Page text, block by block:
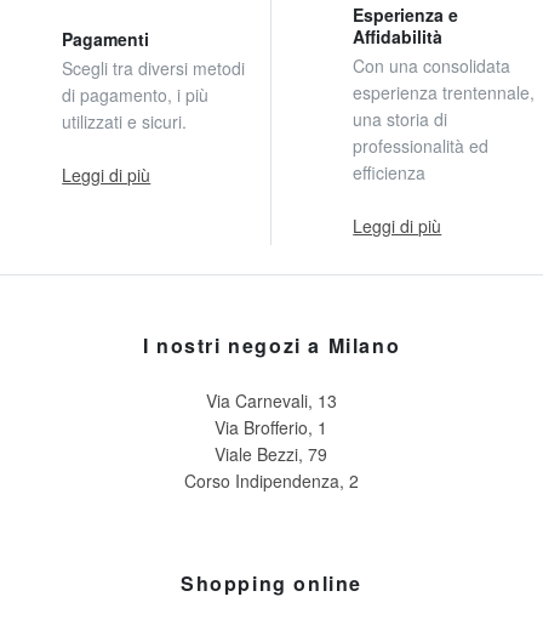
Pagamenti
Scegli tra diversi metodi
di pagamento, i più
utilizzati e sicuri.
Leggi di più
Esperienza e
Affidabilità
Con una consolidata
esperienza trentennale,
una storia di
professionalità ed
efficienza
Leggi di più
I nostri negozi a Milano
Via Carnevali, 13
Via Brofferio, 1
Viale Bezzi, 79
Corso Indipendenza, 2
Shopping online